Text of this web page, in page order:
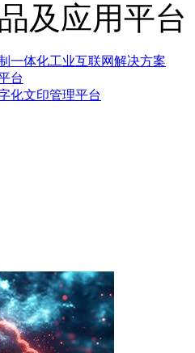
及应用平台
一体化工业互联网解决方案
台
化文印管理平台